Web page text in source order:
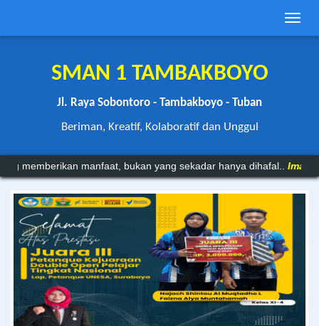
Toggle
SMAN 1 TAMBAKBOYO
Jl. Raya Sobontoro - Tambakboyo - Tuban
Beriman, Kreatif, Kolaboratif dan Unggul
manfaat, bukan yang sekadar hanya dihafal..Imam Syafi'i